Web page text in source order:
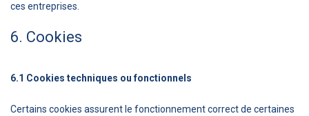
ces entreprises.
6. Cookies
6.1 Cookies techniques ou fonctionnels
Certains cookies assurent le fonctionnement correct de certaines